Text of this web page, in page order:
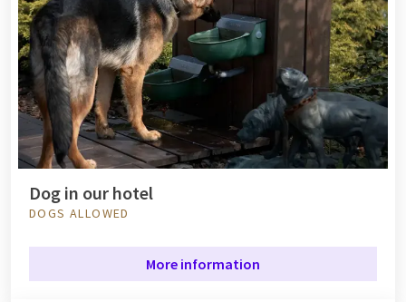
Dog in our hotel
DOGS ALLOWED
More information